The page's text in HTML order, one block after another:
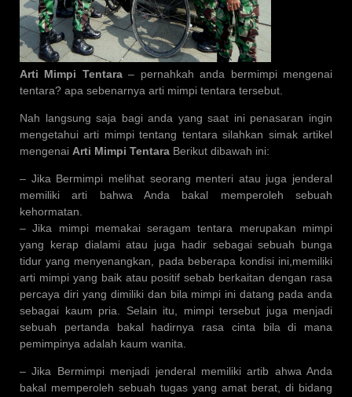
Arti Mimpi Tentara– pernahkah anda bermimpi mengenai
tentara? apa sebenarnya arti mimpi tentara tersebut.
Nah langsung saja bagi anda yang saat ini penasaran ingin
mengetahui arti mimpi tentang tentara silahkan simak artikel
mengenai Arti Mimpi Tentara Berikut dibawah ini:
– Jika Bermimpi melihat seorang menteri atau juga jenderal
memiliki arti bahwa Anda bakal memperoleh sebuah
kehormatan.
– Jika mimpi memakai seragam tentara merupakan mimpi
yang kerap dialami atau juga hadir sebagai sebuah bunga
tidur yang menyenangkan, pada beberapa kondisi ini,memiliki
arti mimpi yang baik atau positif sebab berkaitan dengan rasa
percaya diri yang dimiliki dan bila mimpi ini datang pada anda
sebagai kaum pria. Selain itu, mimpi tersebut juga menjadi
sebuah pertanda bakal hadirnya rasa cinta bila di mana
pemimpinya adalah kaum wanita.
– Jika Bermimpi menjadi jenderal memiliki artib ahwa Anda
bakal memperoleh sebuah tugas yang amat berat, di bidang